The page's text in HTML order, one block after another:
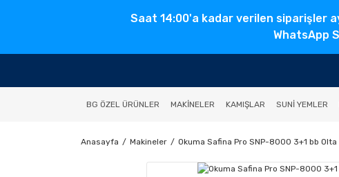
Saat 14:00'a kadar verilen siparişler
WhatsApp
BG ÖZEL ÜRÜNLER MAKINELER KAMIŞLAR SUNI YEMLER
Anasayfa Makineler Okuma Safina Pro SNP-8000 3+1 bb Olta